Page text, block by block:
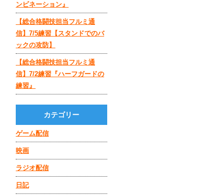
ンビネーション』
【総合格闘技担当フルミ通
信】7/5練習【スタンドでのバ
ックの攻防】
【総合格闘技担当フルミ通
信】7/2練習『ハーフガードの
練習』
カテゴリー
ゲーム配信
映画
ラジオ配信
日記